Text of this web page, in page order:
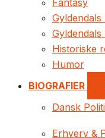
Fantasy
Historiske
Humor
BIOGRAFIER
Dansk
Erhverv &